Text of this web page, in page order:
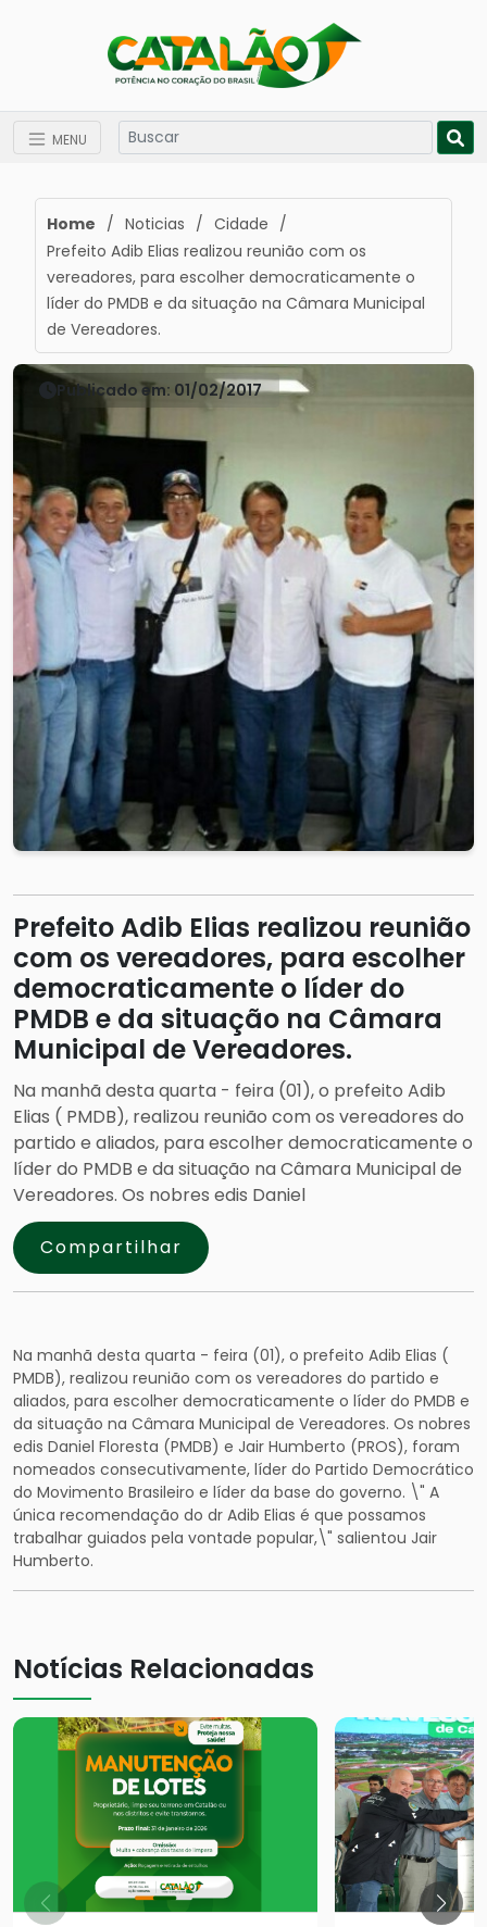
MENU
Home / Noticias / Cidade /
Prefeito Adib Elias realizou reunião com os
vereadores, para escolher democraticamente o
líder do PMDB e da situação na Câmara Municipal
de Vereadores.
Publicado em: 01/02/2017
Prefeito Adib Elias realizou reunião
com os vereadores, para escolher
democraticamente o líder do
PMDB e da situação na Câmara
Municipal de Vereadores.
Na manhã desta quarta - feira (01), o prefeito Adib
Elias ( PMDB), realizou reunião com os vereadores do
partido e aliados, para escolher democraticamente o
líder do PMDB e da situação na Câmara Municipal de
Vereadores. Os nobres edis Daniel
Compartilhar
Na manhã desta quarta - feira (01), o prefeito Adib Elias (
PMDB), realizou reunião com os vereadores do partido e
aliados, para escolher democraticamente o líder do PMDB e
da situação na Câmara Municipal de Vereadores. Os nobres
edis Daniel Floresta (PMDB) e Jair Humberto (PROS), foram
nomeados consecutivamente, líder do Partido Democrático
do Movimento Brasileiro e líder da base do governo. \" A
única recomendação do dr Adib Elias é que possamos
trabalhar guiados pela vontade popular,\" salientou Jair
Humberto.
Notícias Relacionadas